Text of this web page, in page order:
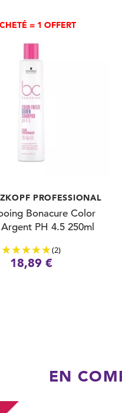
= 1 OFFERT
PROFESSIONAL
Bonacure Color
PH 4.5 250ml
(2)
18,89 €
EN